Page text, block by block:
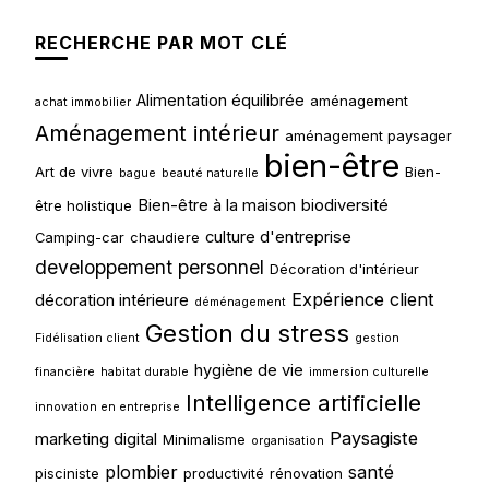
RECHERCHE PAR MOT CLÉ
achat immobilier Alimentation équilibrée aménagement
Aménagement intérieur aménagement paysager
Art de vivre bague beauté naturelle bien-être Bien-
être holistique Bien-être à la maison biodiversité
Camping-car chaudiere culture d'entreprise
developpement personnel Décoration d'intérieur
décoration intérieure déménagement Expérience client
Fidélisation client Gestion du stress gestion
financière habitat durable hygiène de vie immersion culturelle
innovation en entreprise Intelligence artificielle
marketing digital Minimalisme organisation Paysagiste
pisciniste plombier productivité rénovation santé